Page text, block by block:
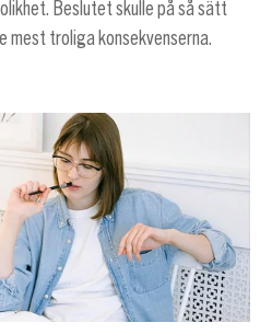
Beslutet skulle på så sätt
mest troliga konsekvenserna.